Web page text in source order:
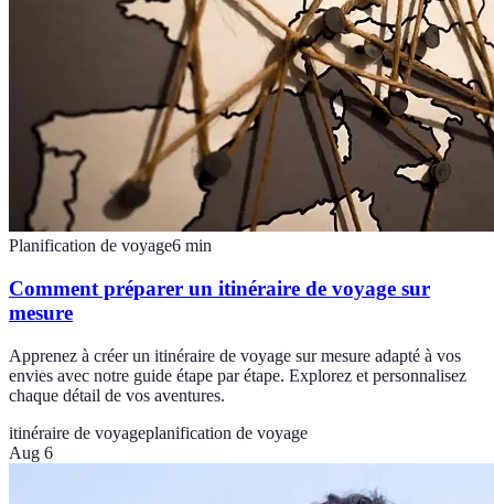
Planification de voyage6 min
Comment préparer un itinéraire de voyage sur
mesure
Apprenez à créer un itinéraire de voyage sur mesure adapté à vos
envies avec notre guide étape par étape. Explorez et personnalisez
chaque détail de vos aventures.
itinéraire de voyageplanification de voyage
Aug 6